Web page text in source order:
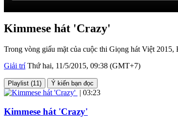
Kimmese hát 'Crazy'
Trong vòng giấu mặt của cuộc thi Giọng hát Việt
Giải trí Thứ hai, 11/5/2015, 09:38 (GMT+7)
Playlist (11) Ý kiến bạn đọc
| 03:23
Kimmese hát 'Crazy'